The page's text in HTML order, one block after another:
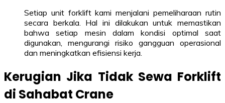
Setiap unit forklift kami menjalani pemeliharaan rutin
secara berkala. Hal ini dilakukan untuk memastikan
bahwa setiap mesin dalam kondisi optimal saat
digunakan, mengurangi risiko gangguan operasional
dan meningkatkan efisiensi kerja.
Kerugian Jika Tidak Sewa Forklift
di Sahabat Crane